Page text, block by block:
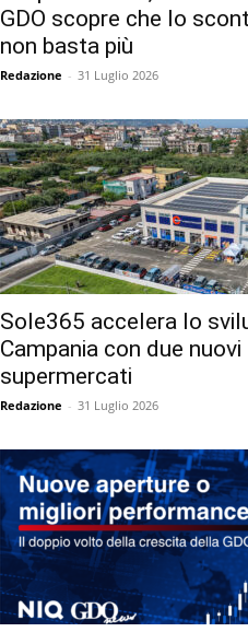
GDO scopre che lo
non basta più
Redazione - 31 Luglio 2026
Sole365 accelera lo
Campania con due nuovi
supermercati
Redazione - 31 Luglio 2026